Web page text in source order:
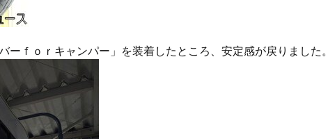
ーｆｏｒキャンパー」を装着したところ、安定感が戻りました。